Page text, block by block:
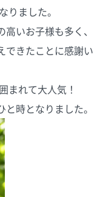
りました。
いお子様も多く、
できたことに感謝い
まれて大人気！
時となりました。